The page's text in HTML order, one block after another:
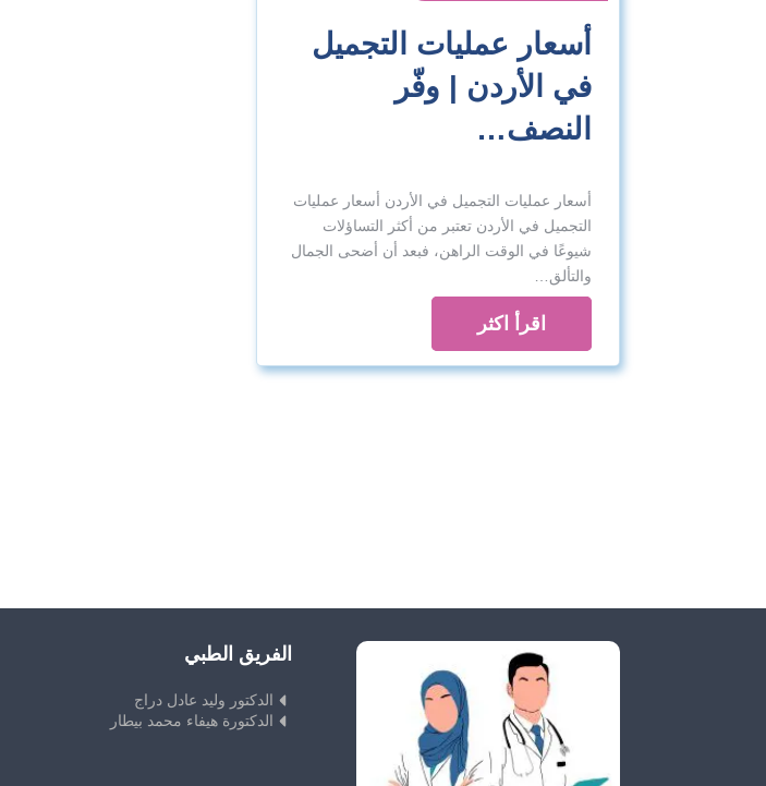
أسعار عمليات التجميل
في الأردن | وفّر
النصف…
أسعار عمليات التجميل في الأردن أسعار عمليات
التجميل في الأردن تعتبر من أكثر التساؤلات
شيوعًا في الوقت الراهن، فبعد أن أضحى الجمال
والتألق…
اقرأ اكثر
الفريق الطبي
الدكتور وليد عادل دراج
الدكتورة هيفاء محمد بيطار